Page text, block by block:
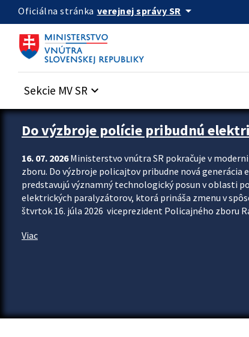
Preskocit na hlavný obsah
Oficiálna stránka verejnej správy SR arrow_drop_down
Sekcie MV SR keyboard_arrow_down
Zastavit automatický posun upútavok
Do výzbroje polície pribudnú
16. 07. 2026Ministerstvo vnútra SR pokračuje v
zboru. Do výzbroje policajtov pribudne nová generácia
predstavujú významný technologický posun v oblasti
elektrických paralyzátorov, ktorá prináša zmenu v
štvrtok 16. júla 2026 viceprezident Policajného zboru
Viac